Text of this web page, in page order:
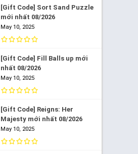
[Gift Code] Sort Sand Puzzle
mới nhất 08/2026
May 10, 2025
[Gift Code] Fill Balls up mới
nhất 08/2026
May 10, 2025
[Gift Code] Reigns: Her
Majesty mới nhất 08/2026
May 10, 2025